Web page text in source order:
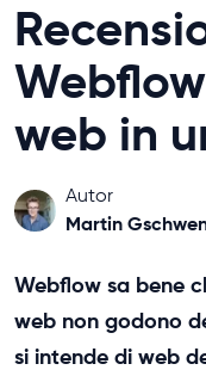
web in
Autor
Martin
Webflow sa bene
web non godono
si intende di web